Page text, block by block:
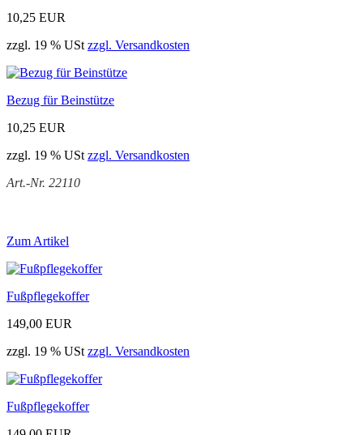
10,25 EUR
zzgl. 19 % USt zzgl. Versandkosten
Bezug für Beinstütze
10,25 EUR
zzgl. 19 % USt zzgl. Versandkosten
Art.-Nr. 22110
Zum Artikel
Fußpflegekoffer
149,00 EUR
zzgl. 19 % USt zzgl. Versandkosten
Fußpflegekoffer